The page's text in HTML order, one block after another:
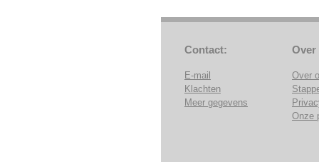
Contact:
E-mail
Klachten
Meer gegevens
Over
Over
Onze